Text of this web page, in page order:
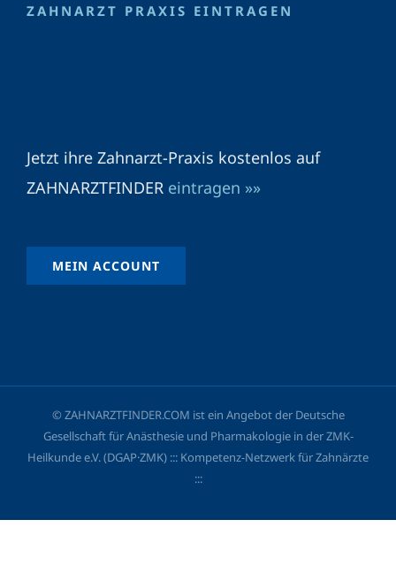
ZAHNARZT PRAXIS EINTRAGEN
Jetzt ihre Zahnarzt-Praxis kostenlos auf
ZAHNARZTFINDER eintragen »»
MEIN ACCOUNT
© ZAHNARZTFINDER.COM ist ein Angebot der Deutsche
Gesellschaft für Anästhesie und Pharmakologie in der ZMK-
Heilkunde e.V. (DGAP·ZMK) ::: Kompetenz-Netzwerk für Zahnärzte
:::